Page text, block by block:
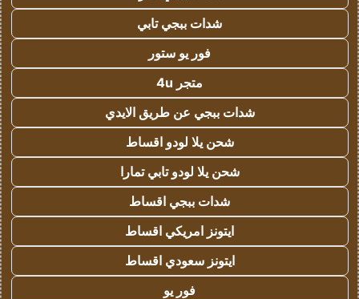
شدات ببجي تابي
فور يو ستور
متجر 4u
شدات ببجي عن طريق الايدي
شحن يلا لودو اقساط
شحن يلا لودو تابي تمارا
شدات ببجي اقساط
ايتونز امريكي اقساط
ايتونز سعودي اقساط
فور يو